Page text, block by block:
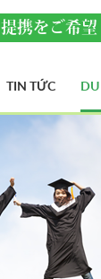
提携をご希望
TIN TỨC